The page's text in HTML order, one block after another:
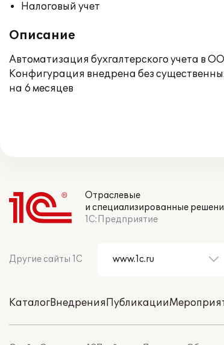
Налоговый учет
Описание
Автоматизация бухгалтерского учета в
Конфигурация внедрена без
на 6 месяцев
Отраслевые
и специализированные
1С:Предприятие
Другие сайты 1С
КаталогВнедренияПубликации